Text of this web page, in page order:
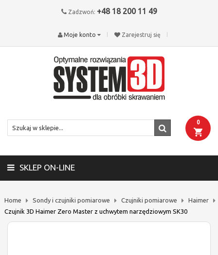
Zadzwoń: +48 18 200 11 49
Zarejestruj się
Moje konto
0
SKLEP ON-LINE
Home Sondy i czujniki pomiarowe Czujniki pomiarowe
Haimer
Czujnik 3D Haimer Zero Master z uchwytem narzędziowym SK30